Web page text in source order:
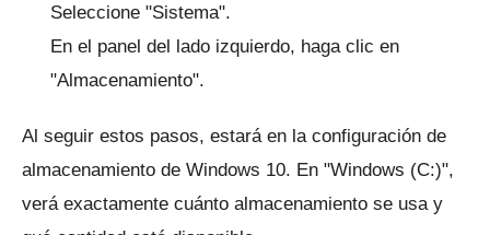
Seleccione "Sistema".
En el panel del lado izquierdo, haga clic en
"Almacenamiento".
Al seguir estos pasos, estará en la configuración de
almacenamiento de Windows 10. En "Windows (C:)",
verá exactamente cuánto almacenamiento se usa y